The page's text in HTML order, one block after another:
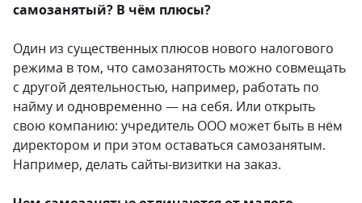
самозанятый? В чём плюсы?
Один из существенных плюсов нового налогового
режима в том, что самозанятость можно совмещать
с другой деятельностью, например, работать по
найму и одновременно — на себя. Или открыть
свою компанию: учредитель ООО может быть в нём
директором и при этом оставаться самозанятым.
Например, делать сайты-визитки на заказ.